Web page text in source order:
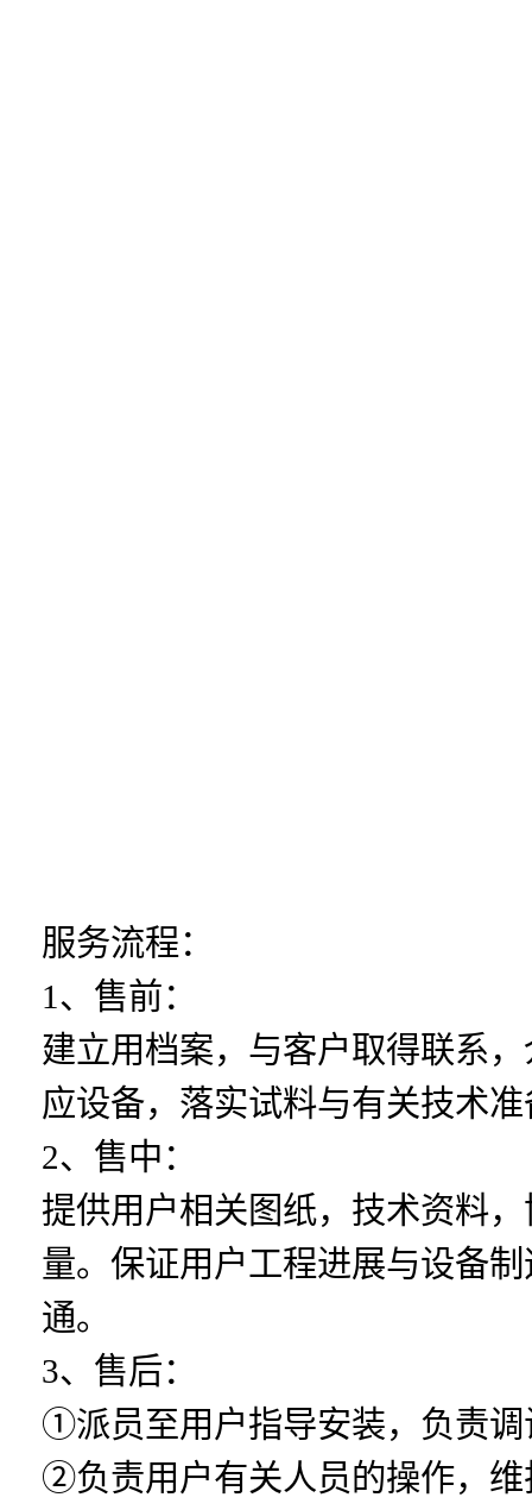
服务流程：
1、售前：
建立用档案，与客户取得联系
应设备，落实试料与有关技术
2、售中：
提供用户相关图纸，技术资料
量。保证用户工程进展与设备
通。
3、售后：
①派员至用户指导安装，负责调
②负责用户有关人员的操作，维